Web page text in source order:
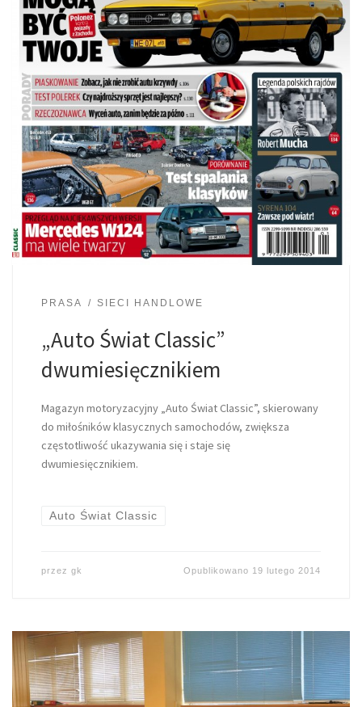
PRASA SIECI HANDLOWE
„Auto Świat Classic”
dwumiesięcznikiem
Magazyn motoryzacyjny „Auto Świat Classic”, skierowany
do miłośników klasycznych samochodów, zwiększa
częstotliwość ukazywania się i staje się
dwumiesięcznikiem.
Auto Świat Classic
przez gk Opublikowano 19 lutego 2014